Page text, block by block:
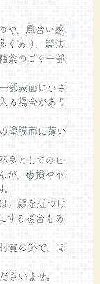
や、風合い感
くあり、製法
薬のごく一部
部表面に小さ
る場合があり
塗膜面に薄い
良としてのヒ
が、破損や不
、顔を近づけ
する場合もあ
質の鉢で、ま
いませ。